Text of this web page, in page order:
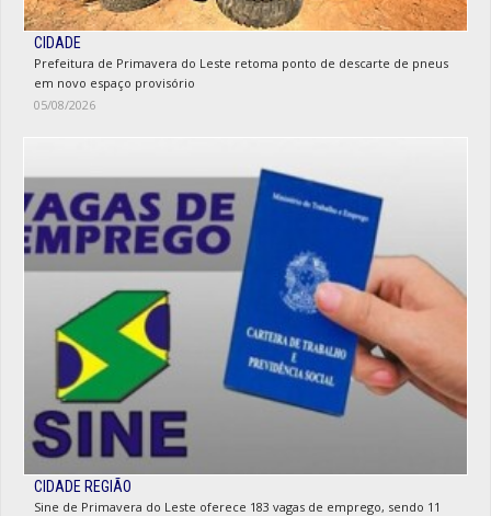
CIDADE
Prefeitura de Primavera do Leste retoma ponto de descarte de pneus
em novo espaço provisório
05/08/2026
CIDADE REGIÃO
Sine de Primavera do Leste oferece 183 vagas de emprego, sendo 11